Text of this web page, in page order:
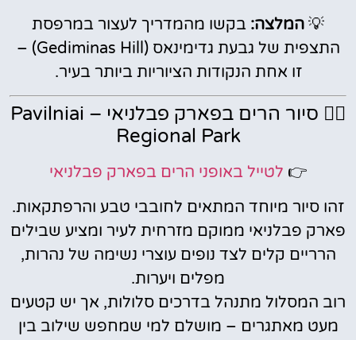
💡 המלצה: בקשו מהמדריך לעצור במרפסת
התצפית של גבעת גדימינאס (Gediminas Hill) –
זו אחת הנקודות הציוריות ביותר בעיר.
🚵‍♂️ סיור הרים בפארק פבלניאי – Pavilniai
Regional Park
👉 לטייל באופני הרים בפארק פבלניאי
זהו סיור מיוחד המתאים לחובבי טבע והרפתקאות.
פארק פבלניאי ממוקם מזרחית לעיר ומציע שבילים
הרריים קלים לצד נופים עוצרי נשימה של נהרות,
מפלים ויערות.
רוב המסלול מתנהל בדרכים סלולות, אך יש קטעים
מעט מאתגרים – מושלם למי שמחפש שילוב בין